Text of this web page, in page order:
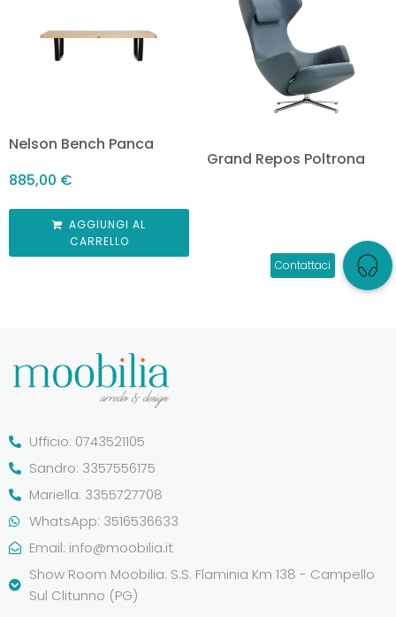
Nelson Bench Panca
885,00 €
AGGIUNGI AL
CARRELLO
Grand Repos Poltrona
Ufficio: 0743521105
Sandro: 3357556175
Mariella: 3355727708
WhatsApp: 3516536633
Email: info@moobilia.it
Show Room Moobilia: S.S. Flaminia Km 138 - Campello
Sul Clitunno (PG)